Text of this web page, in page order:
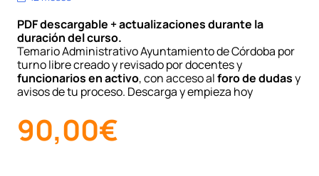
PDF descargable + actualizaciones durante la
duración del curso.
Temario Administrativo Ayuntamiento de Córdoba por
turno libre creado y revisado por docentes y
funcionarios en activo, con acceso alforo de dudasy
avisos de tu proceso. Descarga y empieza hoy
90,00€